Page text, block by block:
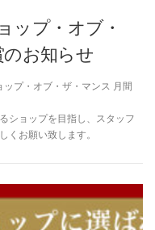
ップ・オブ・
お知らせ
プ・オブ・ザ・マンス 月間
ショップを目指し、スタッフ
くお願い致します。